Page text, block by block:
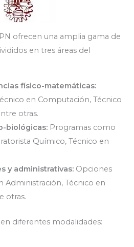
ofrecen una amplia gama de
en tres áreas del
físico-matemáticas:
en Computación, Técnico
otras.
biológicas: Programas como
Químico, Técnico en
y administrativas: Opciones
Administración, Técnico en
otras.
diferentes modalidades: